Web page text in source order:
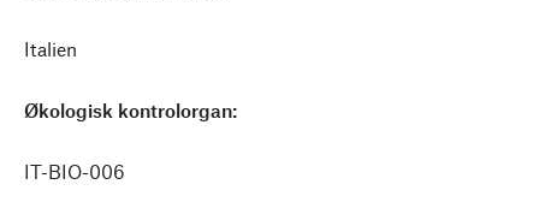
Italien
Økologisk kontrolorgan:
IT-BIO-006